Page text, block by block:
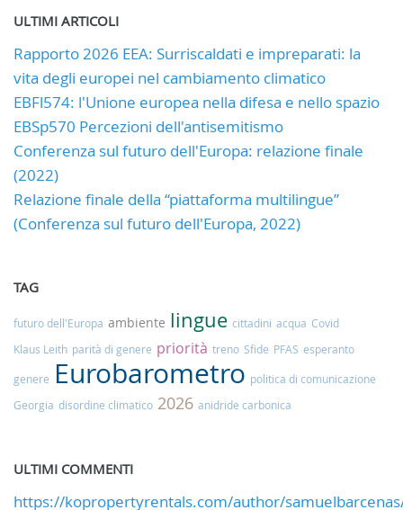
ULTIMI ARTICOLI
Rapporto 2026 EEA: Surriscaldati e impreparati: la
vita degli europei nel cambiamento climatico
EBFl574: l'Unione europea nella difesa e nello spazio
EBSp570 Percezioni dell'antisemitismo
Conferenza sul futuro dell'Europa: relazione finale
(2022)
Relazione finale della “piattaforma multilingue”
(Conferenza sul futuro dell'Europa, 2022)
TAG
futuro dell'Europa ambiente lingue cittadini acqua Covid
Klaus Leith parità di genere priorità treno Sfide PFAS esperanto
genere Eurobarometro politica di comunicazione
Georgia disordine climatico 2026 anidride carbonica
ULTIMI COMMENTI
https://kopropertyrentals.com/author/